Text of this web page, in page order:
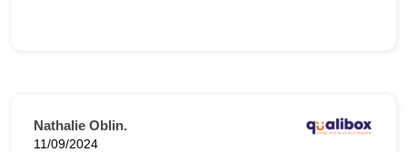
Nathalie Oblin.
11/09/2024